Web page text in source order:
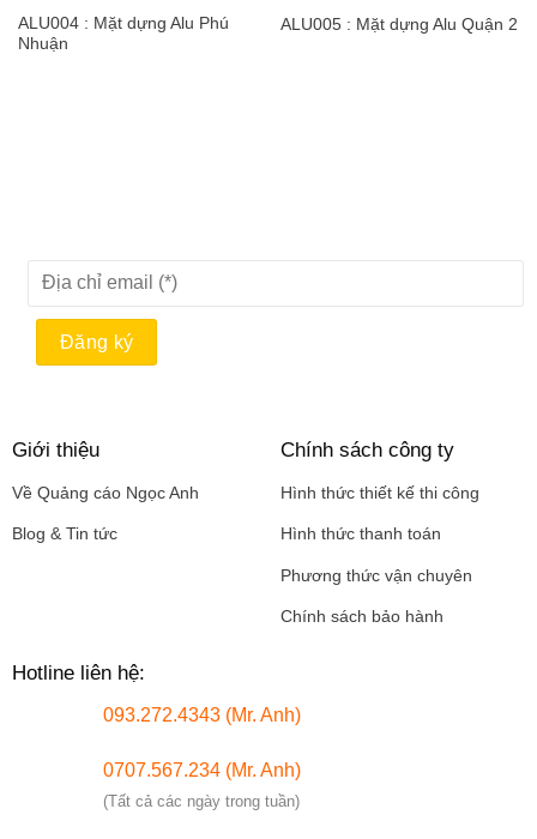
ALU004 : Mặt dựng Alu Phú
Nhuận
ALU005 : Mặt dựng Alu Quận 2
Giới thiệu
Về Quảng cáo Ngọc Anh
Blog & Tin tức
Chính sách công ty
Hình thức thiết kế thi công
Hình thức thanh toán
Phương thức vận chuyên
Chính sách bảo hành
Hotline liên hệ:
093.272.4343 (Mr. Anh)
0707.567.234 (Mr. Anh)
(Tất cả các ngày trong tuần)